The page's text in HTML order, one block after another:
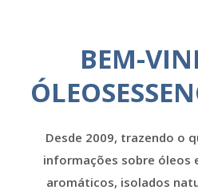
BEM-
Desde 2009, trazendo o
informações sobre óleos
aromáticos, isolados